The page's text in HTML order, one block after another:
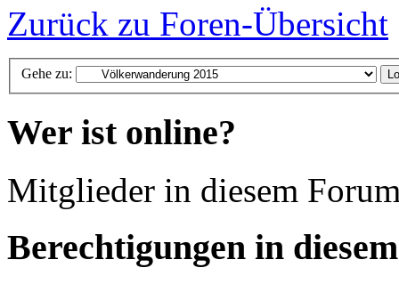
Zurück zu Foren-Übersicht
Gehe zu:
Wer ist online?
Mitglieder in diesem
Berechtigungen in